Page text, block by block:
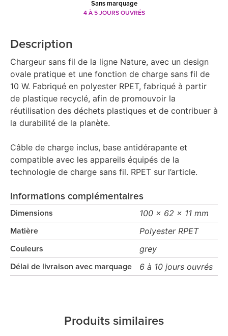
Sans marquage
4 À 5 JOURS OUVRÉS
Description
Chargeur sans fil de la ligne Nature, avec un design
ovale pratique et une fonction de charge sans fil de
10 W. Fabriqué en polyester RPET, fabriqué à partir
de plastique recyclé, afin de promouvoir la
réutilisation des déchets plastiques et de contribuer à
la durabilité de la planète.
Câble de charge inclus, base antidérapante et
compatible avec les appareils équipés de la
technologie de charge sans fil. RPET sur l’article.
Informations complémentaires
Dimensions 100 x 62 x 11 mm
Matière Polyester RPET
Couleurs grey
Délai de livraison avec marquage 6 à 10 jours ouvrés
Produits similaires